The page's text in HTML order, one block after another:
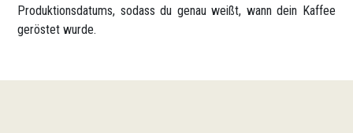
Produktionsdatums, sodass du genau weißt, wann dein Kaffee
geröstet wurde.